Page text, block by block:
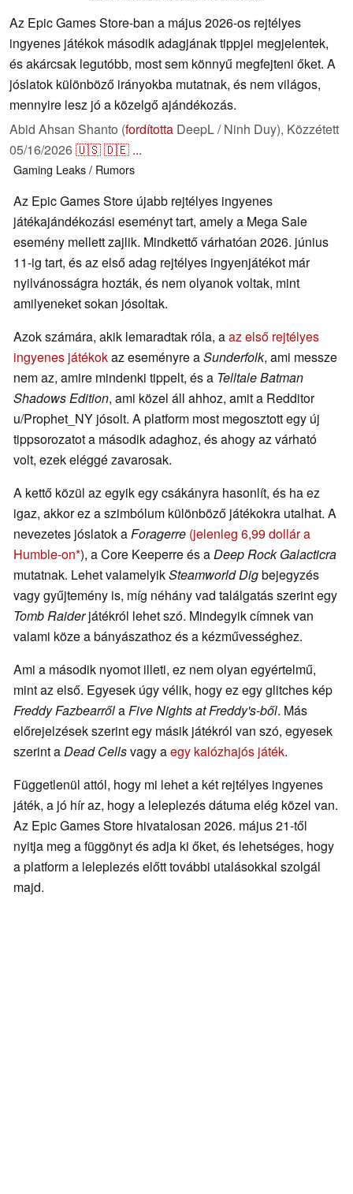
Az Epic Games Store-ban a május 2026-os rejtélyes
ingyenes játékok második adagjának tippjei megjelentek,
és akárcsak legutóbb, most sem könnyű megfejteni őket. A
jóslatok különböző irányokba mutatnak, és nem világos,
mennyire lesz jó a közelgő ajándékozás.
Abid Ahsan Shanto (fordította DeepL / Ninh Duy), Közzétett
05/16/2026🇺🇸🇩🇪 ...
Gaming Leaks / Rumors
Az Epic Games Store újabb rejtélyes ingyenes
játékajándékozási eseményt tart, amely a Mega Sale
esemény mellett zajlik. Mindkettő várhatóan 2026. június
11-ig tart, és az első adag rejtélyes ingyenjátékot már
nyilvánosságra hozták, és nem olyanok voltak, mint
amilyeneket sokan jósoltak.
Azok számára, akik lemaradtak róla, aaz első rejtélyes
ingyenes játékokaz eseményre aSunderfolk, ami messze
nem az, amire mindenki tippelt, és a Telltale Batman
Shadows Edition, ami közel áll ahhoz, amit a Redditor
u/Prophet_NY jósolt. A platform most megosztott egy új
tippsorozatot a második adaghoz, és ahogy az várható
volt, ezek eléggé zavarosak.
A kettő közül az egyik egy csákányra hasonlít, és ha ez
igaz, akkor ez a szimbólum különböző játékokra utalhat. A
nevezetes jóslatok aForagerre (jelenleg 6,99 dollár a
Humble-on ), a Core Keeperre és aDeep Rock Galacticra
mutatnak. Lehet valamelyikSteamworld Digbejegyzés
vagy gyűjtemény is, míg néhány vad találgatás szerint egy
Tomb Raiderjátékról lehet szó. Mindegyik címnek van
valami köze a bányászathoz és a kézművességhez.
Ami a második nyomot illeti, ez nem olyan egyértelmű,
mint az első. Egyesek úgy vélik, hogy ez egy glitches kép
Freddy FazbearrőlaFive Nights at Freddy's-ből. Más
előrejelzések szerint egy másik játékról van szó, egyesek
szerint aDead Cellsvagy aegy kalózhajós játék.
Függetlenül attól, hogy mi lehet a két rejtélyes ingyenes
játék, a jó hír az, hogy a leleplezés dátuma elég közel van.
Az Epic Games Store hivatalosan 2026. május 21-től
nyitja meg a függönyt és adja ki őket, és lehetséges, hogy
a platform a leleplezés előtt további utalásokkal szolgál
majd.